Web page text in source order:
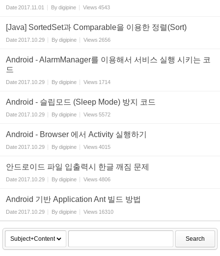
Date2017.11.01 Bydigipine Views 4543
[Java] SortedSet과 Comparable을 이용한 정렬(Sort)
Date2017.10.29 Bydigipine Views 2656
Android - AlarmManager를 이용해서 서비스 실행 시키는 코
드
Date2017.10.29 Bydigipine Views 1714
Android - 슬립모드 (Sleep Mode) 방지 코드
Date2017.10.29 Bydigipine Views 5572
Android - Browser 에서 Activity 실행하기
Date2017.10.29 Bydigipine Views 4015
안드로이드 파일 입출력시 한글 깨짐 문제
Date2017.10.29 Bydigipine Views 4806
Android 기반 Application Ant 빌드 방법
Date2017.10.29 Bydigipine Views 16310
Search